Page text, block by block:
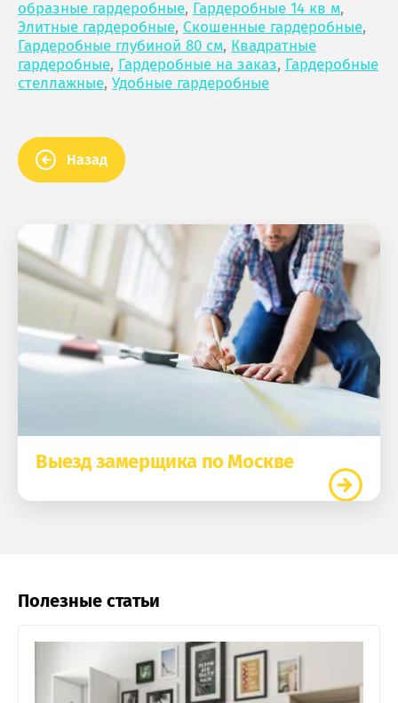
образные гардеробные, Гардеробные 14 кв м,
Элитные гардеробные, Скошенные гардеробные,
Гардеробные глубиной 80 см, Квадратные
гардеробные, Гардеробные на заказ, Гардеробные
стеллажные, Удобные гардеробные
Назад
Выезд замерщика по Москве
Полезные статьи